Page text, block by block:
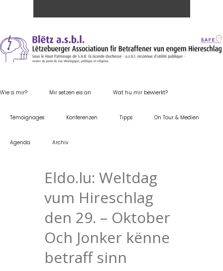
Wie si mir? Mir setzen eis an Wat hu mir bewierkt?
Témoignages Konferenzen Tipps On Tour & Medien
Agenda Archiv
Eldo.lu: Weltdag
vum Hireschlag
den 29. – Oktober
Och Jonker kënne
betraff sinn